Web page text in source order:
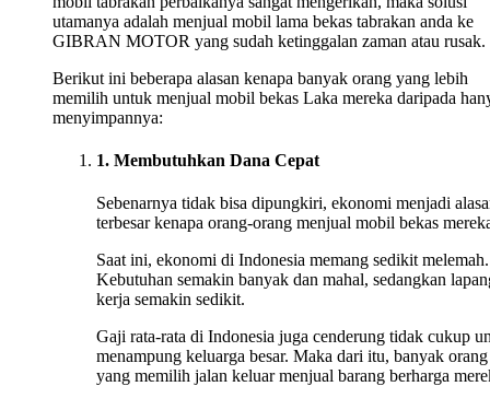
utamanya adalah menjual mobil lama bekas tabrakan anda ke
GIBRAN MOTOR yang sudah ketinggalan zaman atau rusak.
Berikut ini beberapa alasan kenapa banyak orang yang lebih
memilih untuk menjual mobil bekas Laka mereka daripada
menyimpannya:
1. Membutuhkan Dana Cepat
Sebenarnya tidak bisa dipungkiri, ekonomi menjadi
terbesar kenapa orang-orang menjual mobil bekas
Saat ini, ekonomi di Indonesia memang sedikit melemah.
Kebutuhan semakin banyak dan mahal, sedangkan
kerja semakin sedikit.
Gaji rata-rata di Indonesia juga cenderung tidak cukup
menampung keluarga besar. Maka dari itu, banyak orang
yang memilih jalan keluar menjual barang berharga